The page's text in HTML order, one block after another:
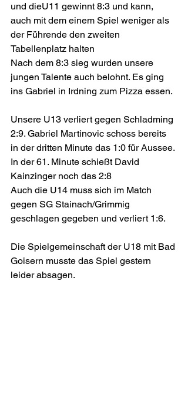
und dieU11 gewinnt 8:3 und kann,
auch mit dem einem Spiel weniger als
der Führende den zweiten
Tabellenplatz halten
Nach dem 8:3 sieg wurden unsere
jungen Talente auch belohnt. Es ging
ins Gabriel in Irdning zum Pizza essen.
Unsere U13 verliert gegen Schladming
2:9. Gabriel Martinovic schoss bereits
in der dritten Minute das 1:0 für Aussee.
In der 61. Minute schießt David
Kainzinger noch das 2:8
Auch die U14 muss sich im Match
gegen SG Stainach/Grimmig
geschlagen gegeben und verliert 1:6.
Die Spielgemeinschaft der U18 mit Bad
Goisern musste das Spiel gestern
leider absagen.